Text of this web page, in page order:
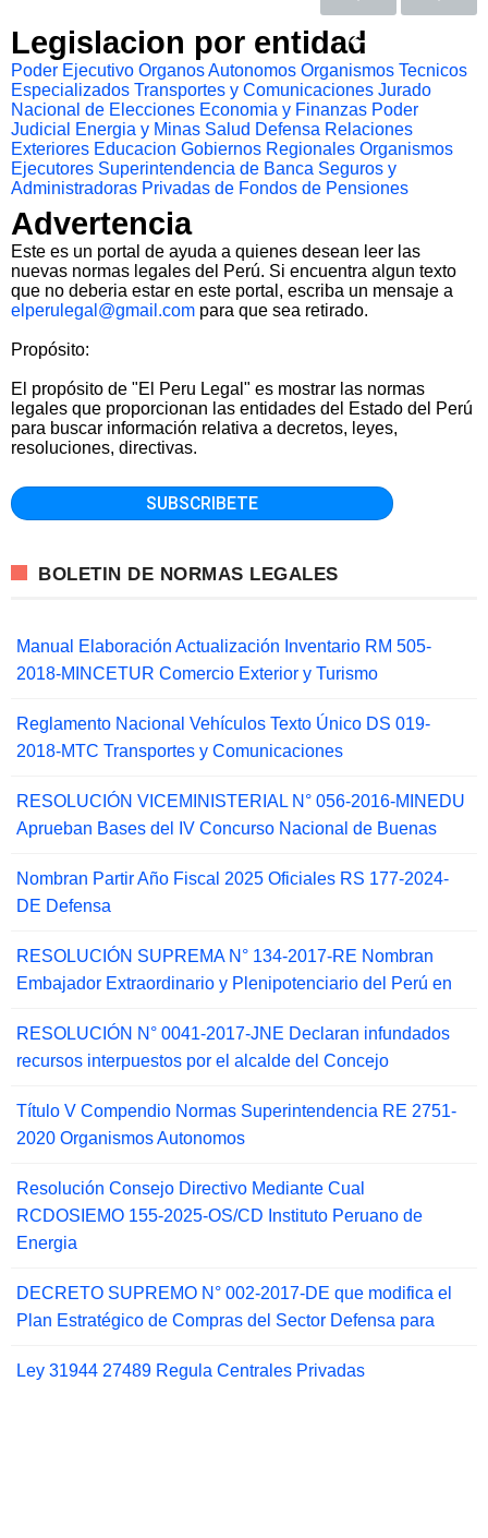
Legislacion por entidad
Poder Ejecutivo Organos Autonomos Organismos Tecnicos
Especializados Transportes y Comunicaciones Jurado
Nacional de Elecciones Economia y Finanzas Poder
Judicial
Energia y Minas Salud Defensa Relaciones
Exteriores Educacion Gobiernos Regionales Organismos
Ejecutores Superintendencia de Banca Seguros y
Administradoras Privadas de Fondos de Pensiones
Advertencia
Este es un portal de ayuda a quienes desean leer las
nuevas normas legales del Perú. Si encuentra algun texto
que no deberia estar en este portal, escriba un mensaje a
elperulegal@gmail.com para que sea retirado.
Propósito:
El propósito de "El Peru Legal" es mostrar las normas
legales que proporcionan las entidades del Estado del Perú
para buscar información relativa a decretos, leyes,
resoluciones, directivas.
BOLETIN DE NORMAS LEGALES
Manual Elaboración Actualización Inventario RM 505-
2018-MINCETUR Comercio Exterior y Turismo
Reglamento Nacional Vehículos Texto Único DS 019-
2018-MTC Transportes y Comunicaciones
RESOLUCIÓN VICEMINISTERIAL N° 056-2016-MINEDU
Aprueban Bases del IV Concurso Nacional de Buenas
Nombran Partir Año Fiscal 2025 Oficiales RS 177-2024-
DE Defensa
RESOLUCIÓN SUPREMA N° 134-2017-RE Nombran
Embajador Extraordinario y Plenipotenciario del Perú en
RESOLUCIÓN N° 0041-2017-JNE Declaran infundados
recursos interpuestos por el alcalde del Concejo
Título V Compendio Normas Superintendencia RE 2751-
2020 Organismos Autonomos
Resolución Consejo Directivo Mediante Cual
RCDOSIEMO 155-2025-OS/CD Instituto Peruano de
Energia
DECRETO SUPREMO N° 002-2017-DE que modifica el
Plan Estratégico de Compras del Sector Defensa para
Ley 31944 27489 Regula Centrales Privadas